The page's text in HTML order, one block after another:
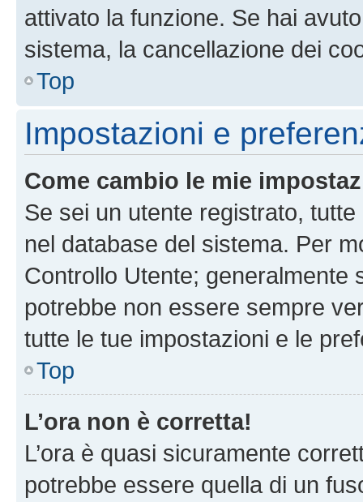
attivato la funzione. Se hai
sistema, la cancellazione dei
Top
Impostazioni e
Come cambio le mie
Se sei un utente registrato,
nel database del sistema. Per
Controllo Utente; generalmente
potrebbe non essere sempre
tutte le tue impostazioni e le
Top
L’ora non è corretta!
L’ora è quasi sicuramente
potrebbe essere quella di un